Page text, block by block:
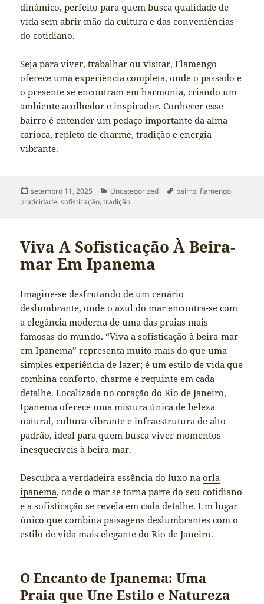
dinâmico, perfeito para quem busca qualidade de
vida sem abrir mão da cultura e das conveniências
do cotidiano.
Seja para viver, trabalhar ou visitar, Flamengo
oferece uma experiência completa, onde o passado e
o presente se encontram em harmonia, criando um
ambiente acolhedor e inspirador. Conhecer esse
bairro é entender um pedaço importante da alma
carioca, repleto de charme, tradição e energia
vibrante.
Publicado
em
setembro 11, 2025 Categorias
Uncategorized Tags
bairro,flamengo,
praticidade,sofisticação,tradição
Viva A Sofisticação À Beira-
mar Em Ipanema
Imagine-se desfrutando de um cenário
deslumbrante, onde o azul do mar encontra-se com
a elegância moderna de uma das praias mais
famosas do mundo. “Viva a sofisticação à beira-mar
em Ipanema” representa muito mais do que uma
simples experiência de lazer; é um estilo de vida que
combina conforto, charme e requinte em cada
detalhe. Localizada no coração doRio de Janeiro,
Ipanema oferece uma mistura única de beleza
natural, cultura vibrante e infraestrutura de alto
padrão, ideal para quem busca viver momentos
inesquecíveis à beira-mar.
Descubra a verdadeira essência do luxo naorla
ipanema, onde o mar se torna parte do seu cotidiano
e a sofisticação se revela em cada detalhe. Um lugar
único que combina paisagens deslumbrantes com o
estilo de vida mais elegante do Rio de Janeiro.
O Encanto de Ipanema: Uma
Praia que Une Estilo e Natureza